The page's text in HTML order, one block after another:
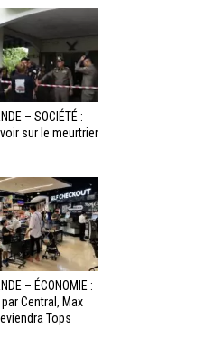
– SOCIÉTÉ :
sur le meurtrier
– ÉCONOMIE :
Central, Max
Tops